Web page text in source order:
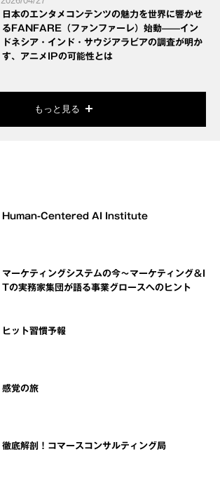
日本のエンタメコンテンツの魅力を世界に響かせ
るFANFARE（ファンファーレ）始動——イン
ドネシア・インド・サウジアラビアの調査が明か
す、アニメIPの可能性とは
もっと見る
Human-Centered AI Institute
マーケティングシステムの今～マーケティング＆I
Tの実務家集団が語る事業グロースへのヒント
ヒット習慣予報
感覚の旅
徹底解剖！コマースコンサルティング局